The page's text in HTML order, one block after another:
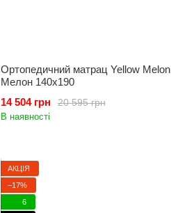
Ортопедичний матрац Yellow
Мелон 140x190
20 595 грн
14 504 грн
В наявності
АКЦІЯ
−17%
6